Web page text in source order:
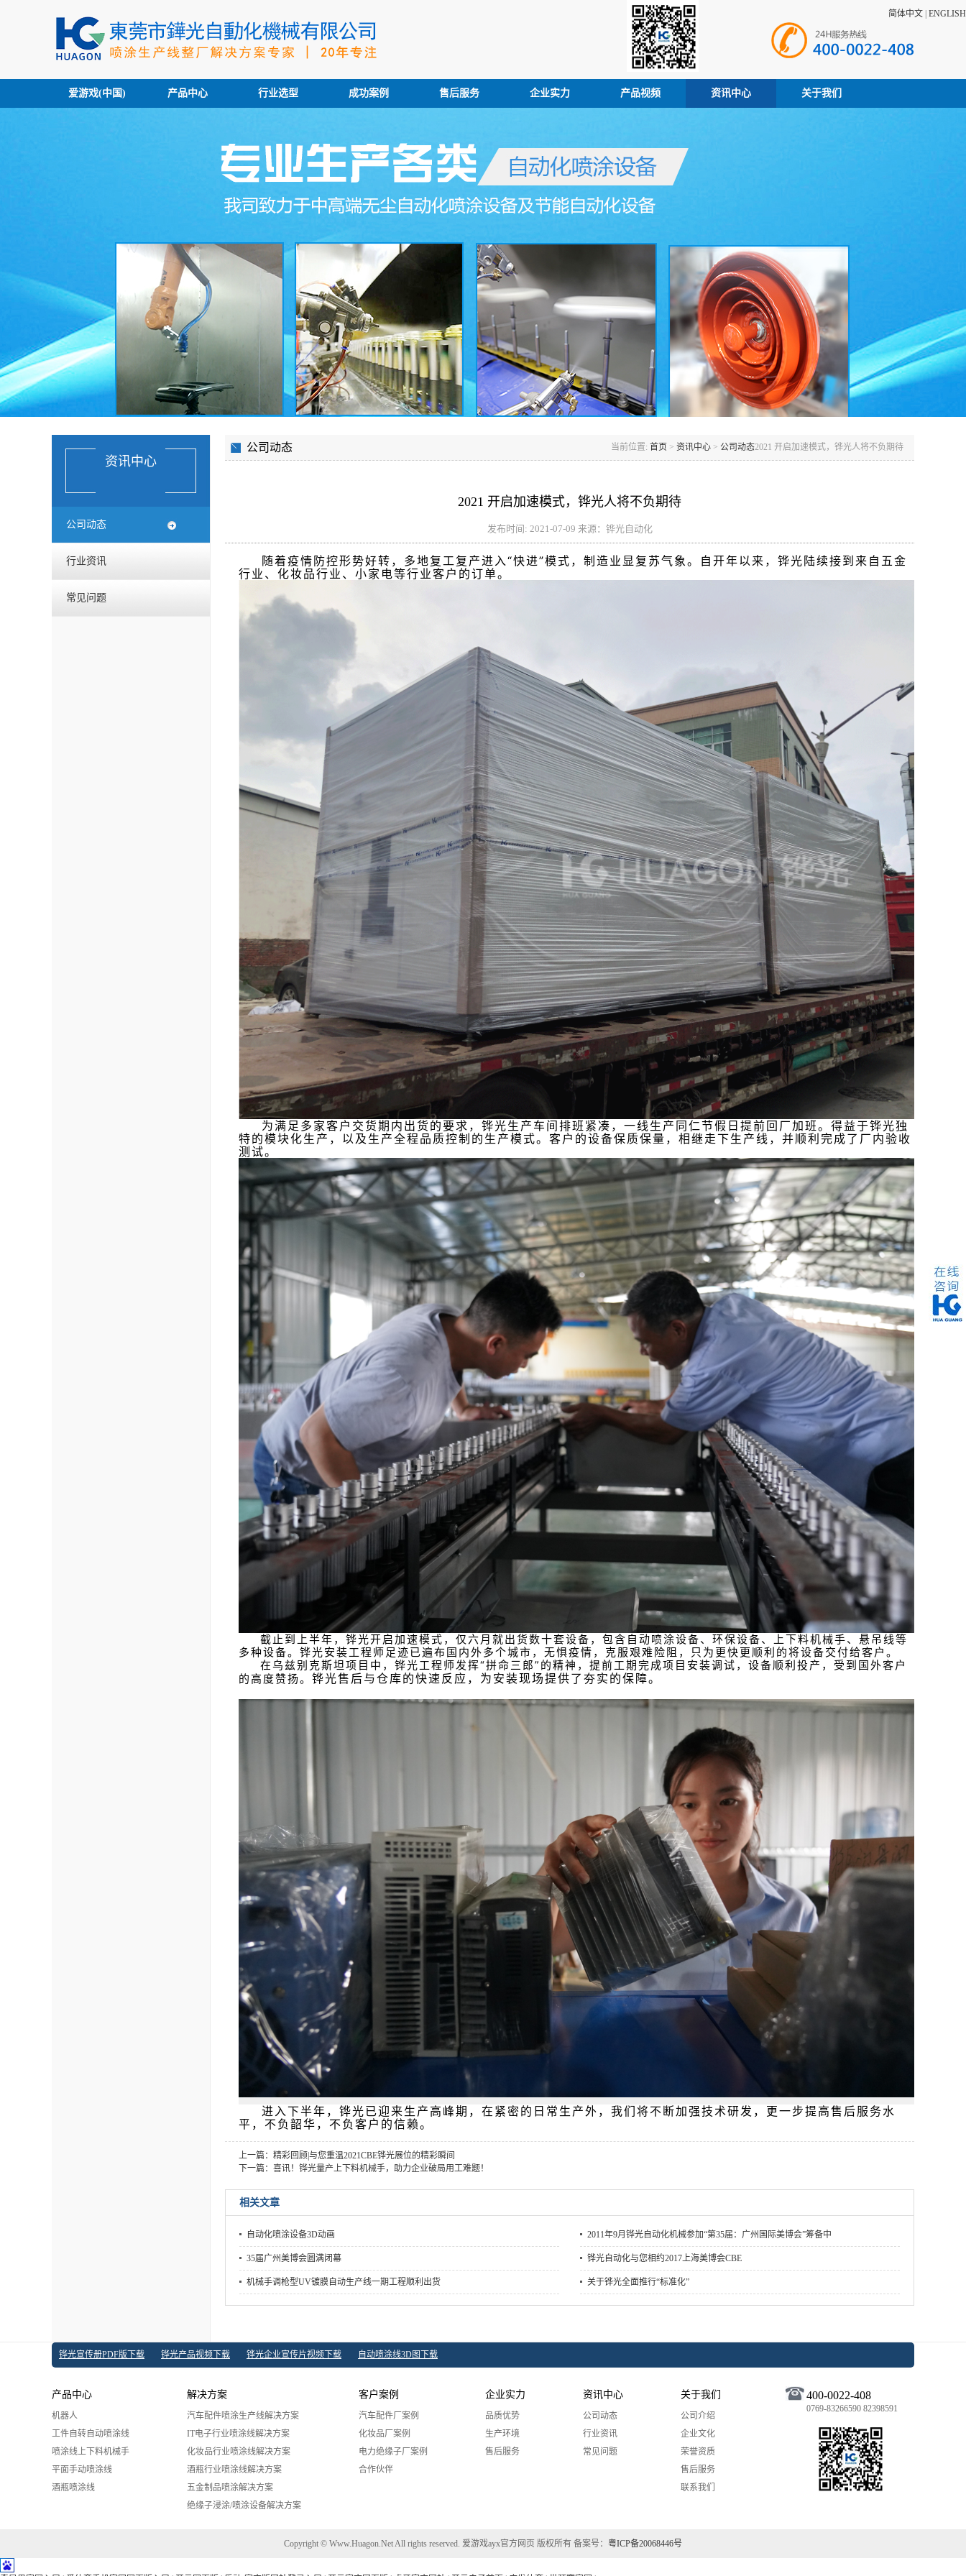
简体中文 ENGLISH
爱游戏(中国) 产品中心 行业选型 成功案例 售后服务 企业实力 产品视频 资讯中心 关于我们
资讯中心
公司动态
行业资讯
常见问题
当前位置: 首页 > 资讯中心 > 公司动态2021 开启加速模式，铧光人将不负期待
公司动态
2021 开启加速模式，铧光人将不负期待
发布时间: 2021-07-09 来源：铧光自动化
随着疫情防控形势好转，多地复工复产进入“快进”模式，制造业显复苏气象。自开年以来，铧光陆续接到来自五金
行业、化妆品行业、小家电等行业客户的订单。
为满足多家客户交货期内出货的要求，铧光生产车间排班紧凑，一线生产同仁节假日提前回厂加班。得益于铧光独
特的模块化生产，以及生产全程品质控制的生产模式。客户的设备保质保量，相继走下生产线，并顺利完成了厂内验收
测试。
截止到上半年，铧光开启加速模式，仅六月就出货数十套设备，包含自动喷涂设备、环保设备、上下料机械手、悬吊线等
多种设备。铧光安装工程师足迹已遍布国内外多个城市，无惧疫情，克服艰难险阻，只为更快更顺利的将设备交付给客户。
在乌兹别克斯坦项目中，铧光工程师发挥“拼命三郎”的精神，提前工期完成项目安装调试，设备顺利投产，受到国外客户
的高度赞扬。 铧光售后与仓库的快速反应，为安装现场提供了夯实的保障。
进入下半年，铧光已迎来生产高峰期，在紧密的日常生产外，我们将不断加强技术研发，更一步提高售后服务水
平，不负韶华，不负客户的信赖。
上一篇：精彩回顾|与您重温2021CBE铧光展位的精彩瞬间
下一篇：喜讯！铧光量产上下料机械手，助力企业破局用工难题！
相关文章
自动化喷涂设备3D动画 2011年9月铧光自动化机械参加“第35届：广州国际美博会”筹备中
35届广州美博会圆满闭幕 铧光自动化与您相约2017上海美博会CBE
机械手调枪型UV镀膜自动生产线一期工程顺利出货 关于铧光全面推行“标准化”
铧光宣传册PDF版下载 铧光产品视频下载 铧光企业宣传片视频下载 自动喷涂线3D图下载
产品中心
机器人
工件自转自动喷涂线
喷涂线上下料机械手
平面手动喷涂线
酒瓶喷涂线
解决方案
汽车配件喷涂生产线解决方案
IT电子行业喷涂线解决方案
化妆品行业喷涂线解决方案
酒瓶行业喷涂线解决方案
五金制品喷涂解决方案
绝缘子浸涂/喷涂设备解决方案
客户案例
汽车配件厂案例
化妆品厂案例
电力绝缘子厂案例
合作伙伴
企业实力
品质优势
生产环境
售后服务
资讯中心
公司动态
行业资讯
常见问题
关于我们
公司介绍
企业文化
荣誉资质
售后服务
联系我们
400-0022-408
0769-83266590 82398591
Copyright © Www.Huagon.Net All rights reserved. 爱游戏ayx官方网页 版权所有 备案号： 粤ICP备20068446号